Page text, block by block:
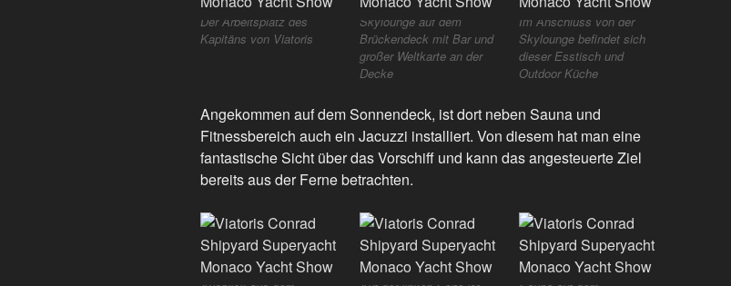
Der Arbeitsplatz des
Kapitäns von Viatoris
Skylounge auf dem
Brückendeck mit Bar und
großer Weltkarte an der
Decke
Im Anschluss von der
Skylounge befindet sich
dieser Esstisch und
Outdoor Küche
Angekommen auf dem Sonnendeck, ist dort neben Sauna und
Fitnessbereich auch ein Jacuzzi installiert. Von diesem hat man eine
fantastische Sicht über das Vorschiff und kann das angesteuerte Ziel
bereits aus der Ferne betrachten.